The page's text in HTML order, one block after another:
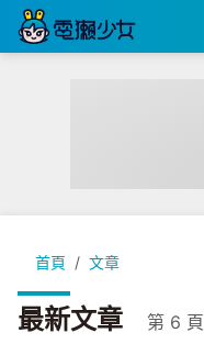
首頁 文章
最新文章 第 6 頁